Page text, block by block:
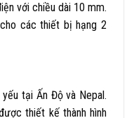
với chiều dài 10 mm.
các thiết bị hạng 2
tại Ấn Độ và Nepal.
thiết kế thành hình